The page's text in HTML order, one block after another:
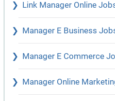
Link Manager Online
Manager E Business
Manager E Commerce
Manager Online